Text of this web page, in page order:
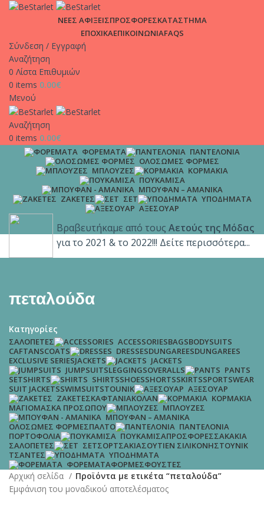
ΝΕΕΣ ΑΦΙΞΕΙΣΠΡΟΣΦΟΡΕΣΚΑΤΑΣΤΗΜΑ
ΕΠΟΧΙΚΑΕΠΙΚΟΙΝΩΝΙΑFAQS
Σύνδεση / Εγγραφή
Αναζήτηση
0 Λίστα Επιθυμιών
0 items 0.00€
Μενού
Αναζήτηση
0 items 0.00€
ΦΟΡΈΜΑΤΑ
ΠΑΝΤΕΛΌΝΙΑ
ΟΛΌΣΩΜΕΣ ΦΌΡΜΕΣ
ΜΠΛΟΎΖΕΣ
ΚΟΡΜΆΚΙΑ
ΠΟΥΚΆΜΙΣΑ
ΜΠΟΥΦΆΝ – ΑΜΆΝΙΚΑ
ΖΑΚΈΤΕΣ
ΣΕΤ
ΥΠΟΔΉΜΑΤΑ
ΑΞΕΣΟΥΆΡ
Βραβευτήκαμε από τους Αετούς της Μόδας
για το 2021 & το 2022!!! Δείτε περισσότερα...
πεταλούδα
Κατηγορίες
ΣΑΛΟΠΈΤΕΣ ACCESSORIESBAGSBODYSUITS
CAFTANSCOATS DRESSESDUNGAREESDUNGAREES
EXCLUSIVE SERIESJACKETS
JACKETS
JUMPSUITSLEGGINGSOVERALLS
PANTS
SETSHIRTS SHIRTSSHOESSHORTSSKIRTSSPORTSWEAR
SUIT JACKETSSWIMSUITSTOUNIK
ΑΞΕΣΟΥΆΡ
ΖΑΚΈΤΕΣΚΑΦΤΆΝΙΑΚΟΛΆΝ
ΚΟΡΜΆΚΙΑ
ΜΑΓΙΌΜΆΣΚΑ ΠΡΟΣΏΠΟΥ
ΜΠΛΟΎΖΕΣ
ΜΠΟΥΦΆΝ – ΑΜΆΝΙΚΑ
ΟΛΌΣΩΜΕΣ ΦΌΡΜΕΣΠΑΛΤΌ
ΠΑΝΤΕΛΌΝΙΑ
ΠΟΡΤΟΦΌΛΙΑ
ΠΟΥΚΆΜΙΣΑΠΡΟΣΦΟΡΈΣΣΑΚΆΚΙΑ
ΣΑΛΟΠΈΤΕΣ
ΣΕΤΣΟΡΤΣΆΚΙΑΣΟΥΤΙΈΝ ΣΙΛΙΚΌΝΗΣΤΟΥΝΊΚ
ΤΣΆΝΤΕΣ
ΥΠΟΔΉΜΑΤΑ
ΦΟΡΈΜΑΤΑΦΌΡΜΕΣΦΟΎΣΤΕΣ
Αρχική σελίδα
Προϊόντα με ετικέτα “πεταλούδα”
Εμφάνιση του μοναδικού αποτελέσματος
ΑΠΟΣΤΟΛΕΣ | Σε χρόνο μηδέν στη πόρτα σου, μόνο με 4.9€
και δωρεάν μεταφορικά για παραγγελίες άνω των 65€!!